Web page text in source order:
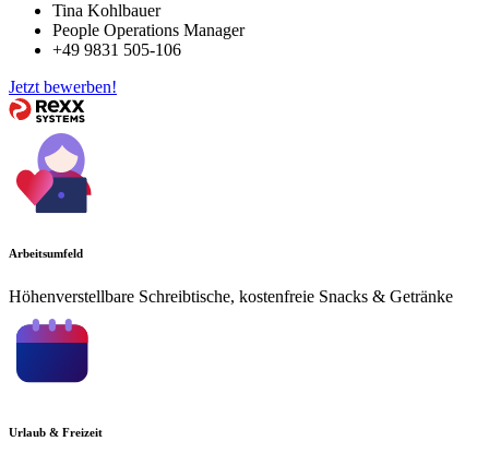
Tina Kohlbauer
People Operations Manager
+49 9831 505-106
Jetzt bewerben!
Arbeitsumfeld
Höhenverstellbare Schreibtische, kostenfreie Snacks & Getränke
Urlaub & Freizeit